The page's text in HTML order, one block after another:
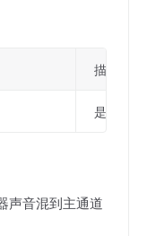
描述
是否混
声音混到主通道